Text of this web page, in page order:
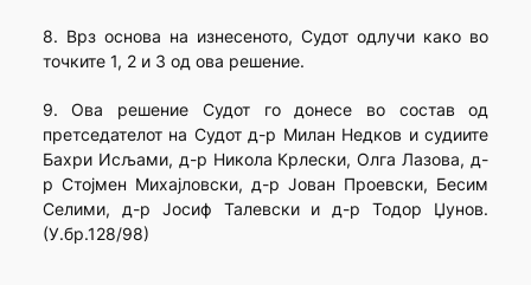
8. Врз основа на изнесеното, Судот одлучи како во
точките 1, 2 и 3 од ова решение.
9. Ова решение Судот го донесе во состав од
претседателот на Судот д-р Милан Недков и судиите
Бахри Исљами, д-р Никола Крлески, Олга Лазова, д-
р Стојмен Михајловски, д-р Јован Проевски, Бесим
Селими, д-р Јосиф Талевски и д-р Тодор Џунов.
(У.бр.128/98)